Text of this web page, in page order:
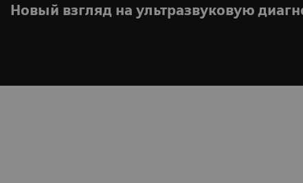
Новый взгляд на ультразвуковую